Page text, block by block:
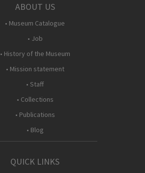
ABOUT US
• Museum Catalogue
• Job
• History of the Museum
• Mission statement
• Staff
• Collections
• Publications
• Blog
QUICK LINKS